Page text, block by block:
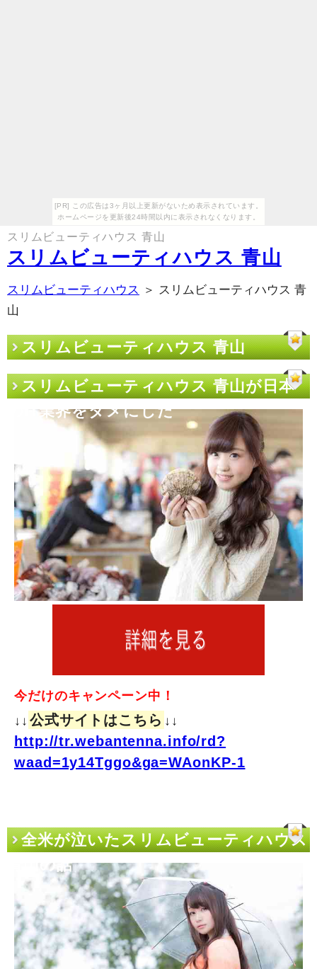
[PR] この広告は3ヶ月以上更新がないため表示されています。
ホームページを更新後24時間以内に表示されなくなります。
スリムビューティハウス 青山
スリムビューティハウス 青山
スリムビューティハウス ＞ スリムビューティハウス 青
山
スリムビューティハウス 青山
スリムビューティハウス 青山が日本
のIT業界をダメにした
今だけのキャンペーン中！
↓↓ 公式サイトはこちら ↓↓
http://tr.webantenna.info/rd?
waad=1y14Tggo&ga=WAonKP-1
全米が泣いたスリムビューティハウス
青山の話